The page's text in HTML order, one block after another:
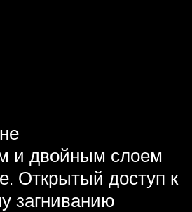
и двойным слоем
Открытый доступ к
загниванию